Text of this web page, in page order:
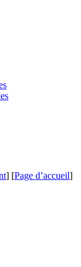
] [Page d’accueil]